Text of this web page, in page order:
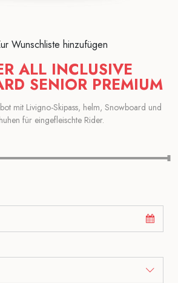
Wunschliste hinzufügen
ALL INCLUSIVE
SENIOR PREMIUM
mit Livigno-Skipass, helm, Snowboard und
für eingefleischte Rider.